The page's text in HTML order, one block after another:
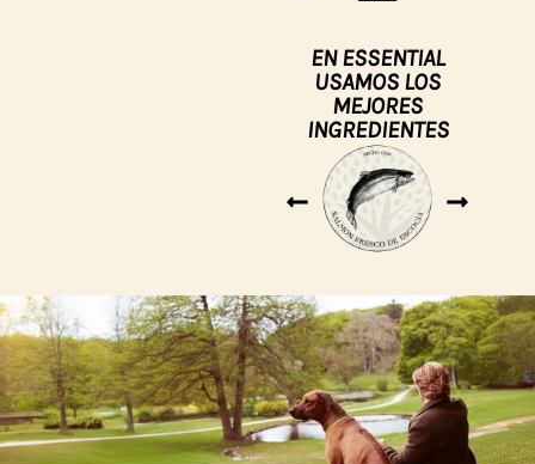
USAMOS LOS
MEJORES
INGREDIENTES